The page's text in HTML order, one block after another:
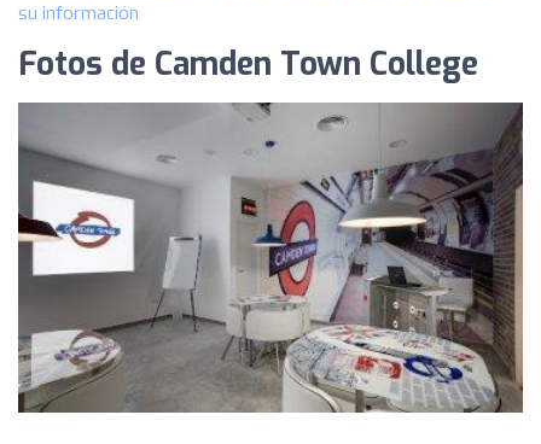
su información
Fotos de Camden Town College